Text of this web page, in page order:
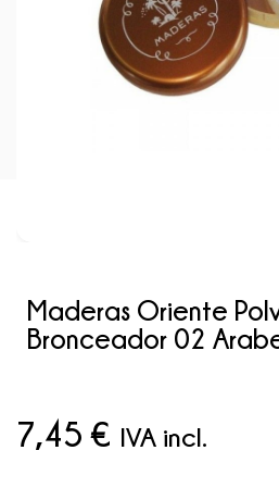
Maderas Oriente
Bronceador 02
7,45€ IVA incl.